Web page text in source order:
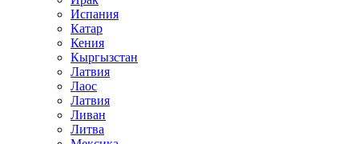
Испания
Катар
Кения
Кыргызстан
Латвия
Лаос
Латвия
Ливан
Литва